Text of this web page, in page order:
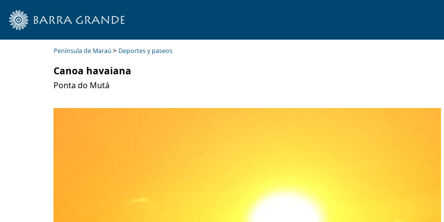
Península de Maraú > Deportes y paseos
Canoa havaiana
Ponta do Mutá